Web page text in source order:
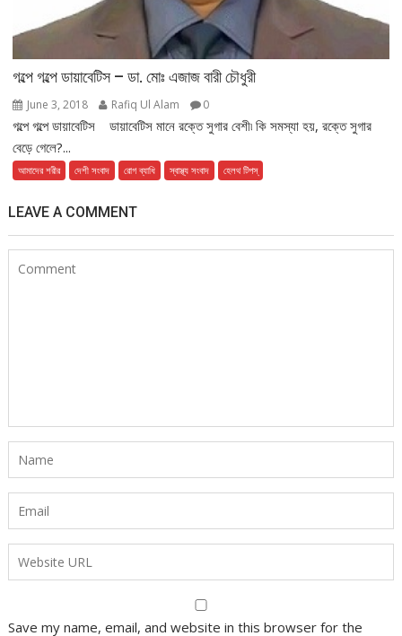
গল্পে গল্পে ডায়াবেটিস – ডা. মোঃ এজাজ বারী চৌধুরী
June 3, 2018 Rafiq Ul Alam 0
গল্পে গল্পে ডায়াবেটিস ডায়াবেটিস মানে রক্তে সুগার বেশী৷ কি সমস্যা হয়, রক্তে সুগার
বেড়ে গেলে?...
আমাদের শরীর দেশী সংবাদ রোগ ব্যাধি স্বাস্থ্য সংবাদ হেলথ টিপস্
LEAVE A COMMENT
Save my name, email, and website in this browser for the